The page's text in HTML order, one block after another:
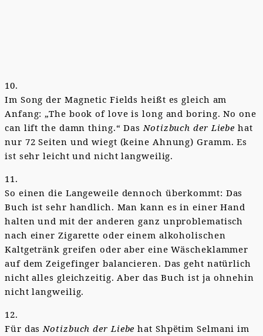
10.
Im Song der Magnetic Fields heißt es gleich am
Anfang: „The book of love is long and boring. No one
can lift the damn thing.“ DasNotizbuch der Liebe hat
nur 72 Seiten und wiegt (keine Ahnung) Gramm. Es
ist sehr leicht und nicht langweilig.
11.
So einen die Langeweile dennoch überkommt: Das
Buch ist sehr handlich. Man kann es in einer Hand
halten und mit der anderen ganz unproblematisch
nach einer Zigarette oder einem alkoholischen
Kaltgetränk greifen oder aber eine Wäscheklammer
auf dem Zeigefinger balancieren. Das geht natürlich
nicht alles gleichzeitig. Aber das Buch ist ja ohnehin
nicht langweilig.
12.
Für dasNotizbuch der Liebe hat Shpëtim Selmani im